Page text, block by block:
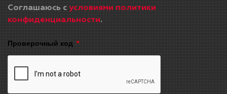
Соглашаюсь с условиями политики
конфиденциальности.
Проверочный код